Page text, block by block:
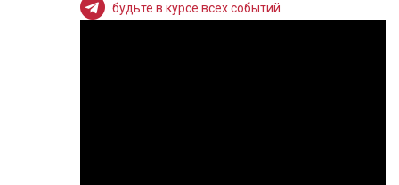
будьте в курсе всех событий